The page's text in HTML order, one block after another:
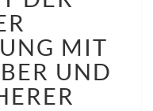
MIT
UND